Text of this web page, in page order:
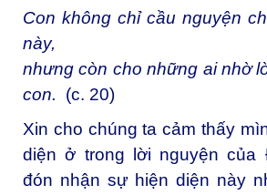
Con không chỉ cầu nguyện
này,
nhưng còn cho những ai nhờ
con. (c. 20)
Xin cho chúng ta cảm thấy
diện ở trong lời nguyện của
đón nhận sự hiện diện này